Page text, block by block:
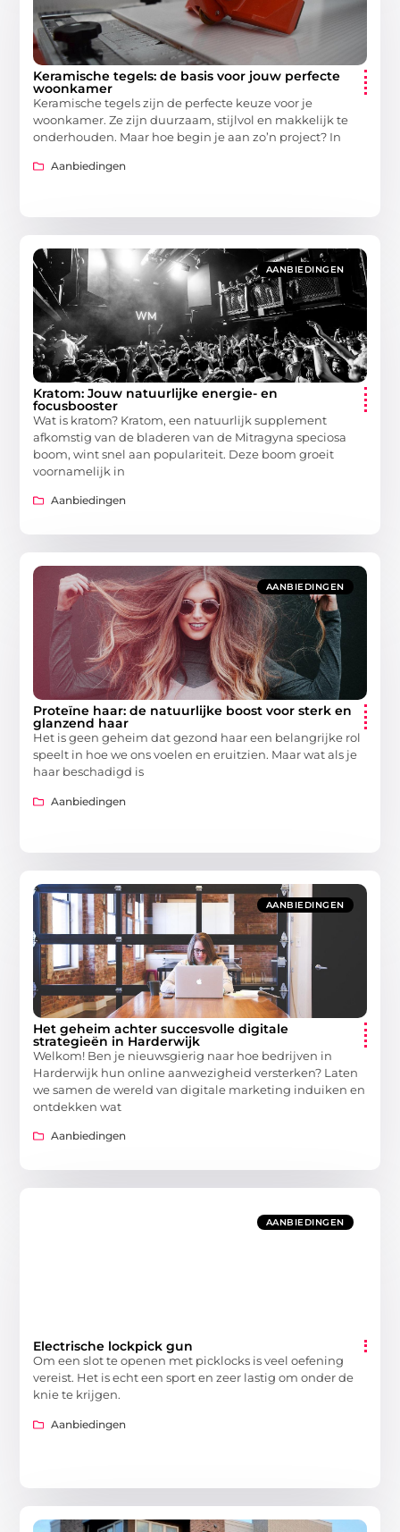
Keramische tegels: de basis voor jouw perfecte
woonkamer
Keramische tegels zijn de perfecte keuze voor je
woonkamer. Ze zijn duurzaam, stijlvol en makkelijk te
onderhouden. Maar hoe begin je aan zo’n project? In
Aanbiedingen
AANBIEDINGEN
Kratom: Jouw natuurlijke energie- en
focusbooster
Wat is kratom? Kratom, een natuurlijk supplement
afkomstig van de bladeren van de Mitragyna speciosa
boom, wint snel aan populariteit. Deze boom groeit
voornamelijk in
Aanbiedingen
AANBIEDINGEN
Proteïne haar: de natuurlijke boost voor sterk en
glanzend haar
Het is geen geheim dat gezond haar een belangrijke rol
speelt in hoe we ons voelen en eruitzien. Maar wat als je
haar beschadigd is
Aanbiedingen
AANBIEDINGEN
Het geheim achter succesvolle digitale
strategieën in Harderwijk
Welkom! Ben je nieuwsgierig naar hoe bedrijven in
Harderwijk hun online aanwezigheid versterken? Laten
we samen de wereld van digitale marketing induiken en
ontdekken wat
Aanbiedingen
AANBIEDINGEN
Electrische lockpick gun
Om een slot te openen met picklocks is veel oefening
vereist. Het is echt een sport en zeer lastig om onder de
knie te krijgen.
Aanbiedingen